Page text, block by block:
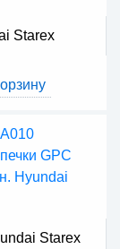
Starex
Starex